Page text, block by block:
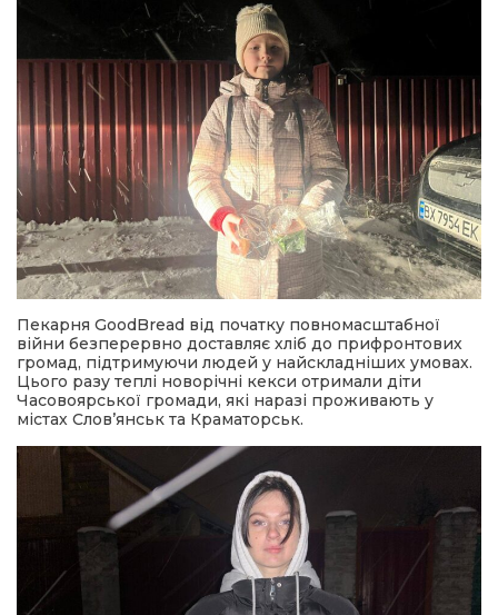
Пекарня GoodBread від початку повномасштабної
війни безперервно доставляє хліб до прифронтових
громад, підтримуючи людей у найскладніших умовах.
Цього разу теплі новорічні кекси отримали діти
Часовоярської громади, які наразі проживають у
містах Слов’янськ та Краматорськ.